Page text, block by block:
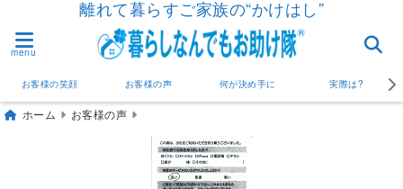
離れて暮らすご家族の“かけはし”
menu
お客様の笑顔 お客様の声 何が決め手に 実際は?
ホーム お客様の声